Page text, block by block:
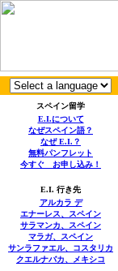
スペイン留学
E.I.について
なぜスペイン語？
なぜE.I. ？
無料パンフレット
今すぐ お申し込み！
E.I. 行き先
アルカラ デ
エナーレス、スペイン
サラマンカ、スペイン
マラガ、スペイン
サンラファエル、コスタリカ
クエルナバカ、メキシコ